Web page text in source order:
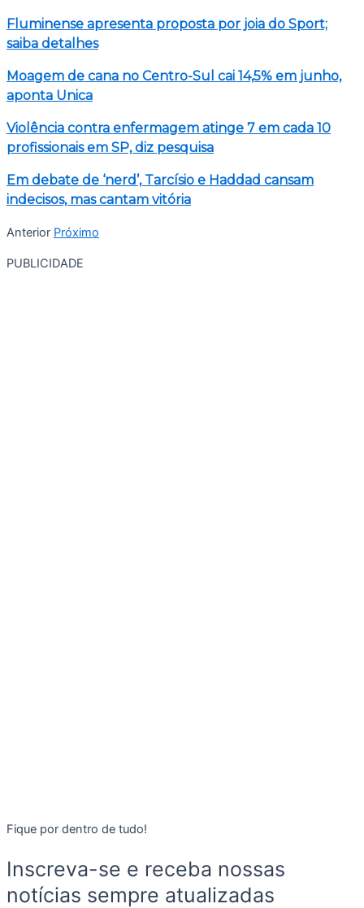
Fluminense apresenta proposta por joia do Sport;
saiba detalhes
Moagem de cana no Centro-Sul cai 14,5% em junho,
aponta Unica
Violência contra enfermagem atinge 7 em cada 10
profissionais em SP, diz pesquisa
Em debate de ‘nerd’, Tarcísio e Haddad cansam
indecisos, mas cantam vitória
Anterior Próximo
PUBLICIDADE
Fique por dentro de tudo!
Inscreva-se e receba nossas
notícias sempre atualizadas